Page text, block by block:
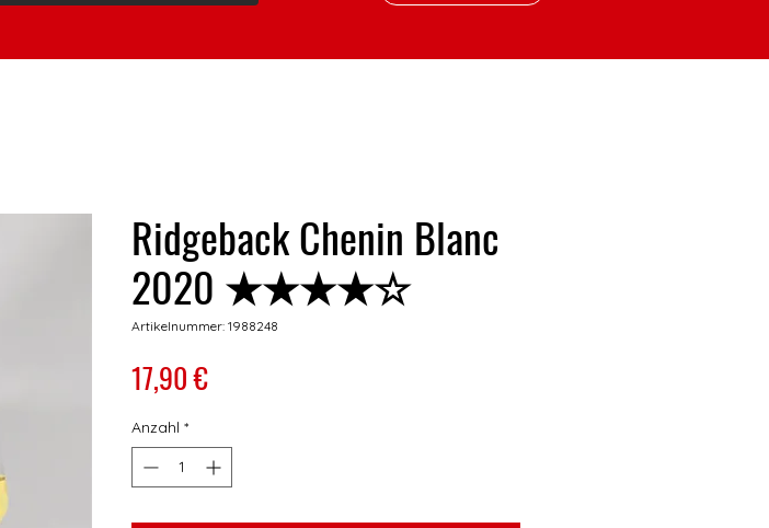
Ridgeback Chenin Blanc
2020 ★★★★☆
Artikelnummer: 1988248
17,90 €Preis
Anzahl *